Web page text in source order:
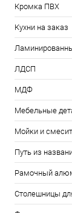
Кромка ПВХ
Кухни на заказ
ЛДСП
МДФ
Мебельные
Мойки и
Путь из
Рамочный
Столешницы